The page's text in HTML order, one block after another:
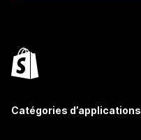
Catégories d’applications